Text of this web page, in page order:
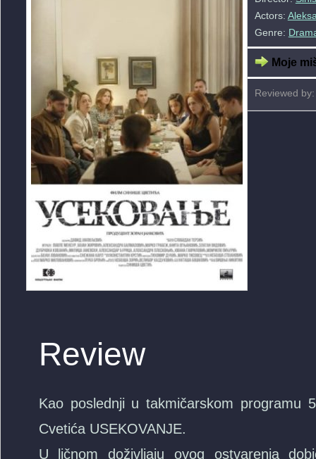
Actors:
Genre:
Moje
Reviewed
Review
Kao poslednji u takmičarskom programu
Cvetića USEKOVANJE.
U ličnom doživljaju ovog ostvarenja